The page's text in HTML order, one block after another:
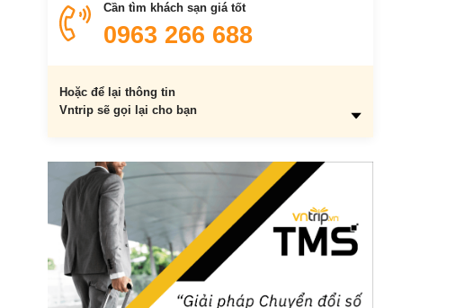
Cần tìm khách sạn giá tốt
0963 266 688
Hoặc để lại thông tin
Vntrip sẽ gọi lại cho bạn